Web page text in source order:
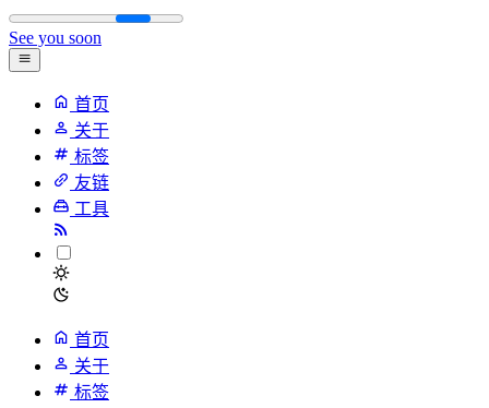
See you soon
首页
关于
标签
友链
工具
首页
关于
标签